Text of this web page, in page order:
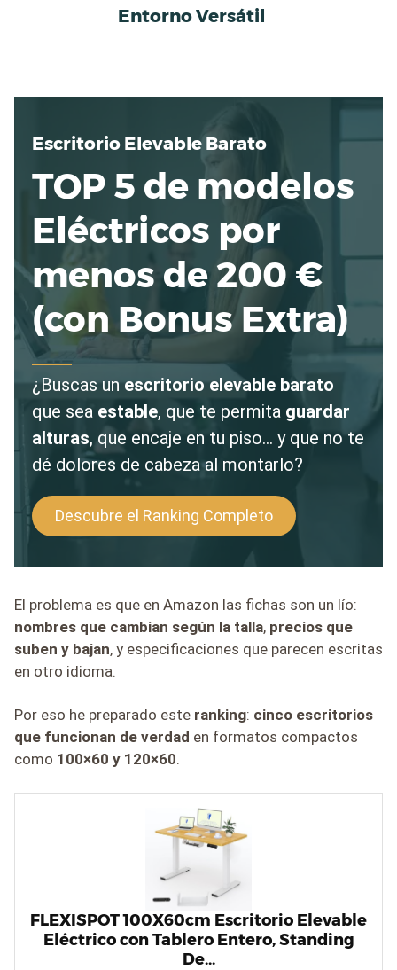
Entorno Versátil
Escritorio Elevable Barato
TOP 5 de modelos
Eléctricos por
menos de 200 €
(con Bonus Extra)
¿Buscas unescritorio elevable barato
que sea estable, que te permita guardar
alturas, que encaje en tu piso… y que no te
dé dolores de cabeza al montarlo?
Descubre el Ranking Completo
El problema es que en Amazon las fichas son un lío:
nombres que cambian según la talla, precios que
suben y bajan, y especificaciones que parecen escritas
en otro idioma.
Por eso he preparado este ranking: cinco escritorios
que funcionan de verdad en formatos compactos
como 100×60 y 120×60.
FLEXISPOT 100X60cm Escritorio Elevable
Eléctrico con Tablero Entero, Standing
De…